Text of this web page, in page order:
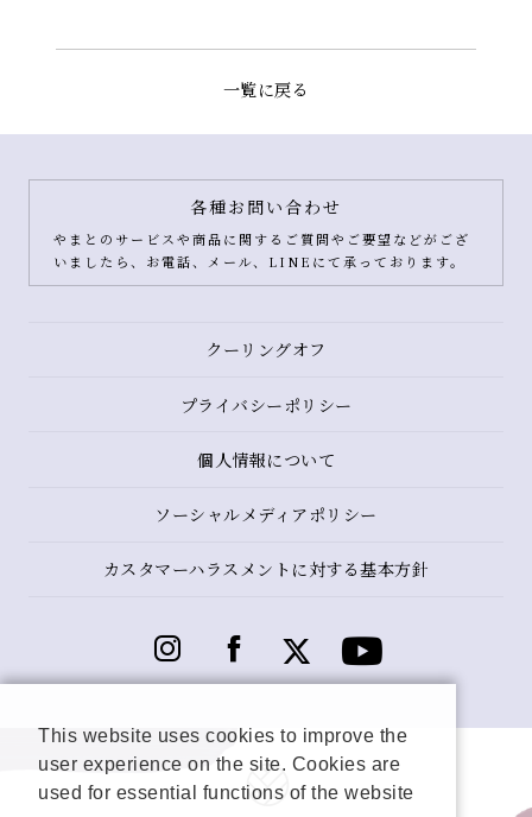
一覧に戻る
各種お問い合わせ
やまとのサービスや商品に関するご質問やご要望などがござ
いましたら、お電話、メール、LINEにて承っております。
クーリングオフ
プライバシーポリシー
個人情報について
ソーシャルメディアポリシー
カスタマーハラスメントに対する基本方針
This website uses cookies to improve the
user experience on the site. Cookies are
used for essential functions of the website